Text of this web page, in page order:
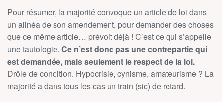
Pour résumer, la majorité convoque un article de loi dans
un alinéa de son amendement, pour demander des choses
que ce même article… prévoit déjà ! C’est ce qui s’appelle
une tautologie. Ce n’est donc pas une contrepartie qui
est demandée, mais seulement le respect de la loi.
Drôle de condition. Hypocrisie, cynisme, amateurisme ? La
majorité a dans tous les cas un train (sic) de retard.